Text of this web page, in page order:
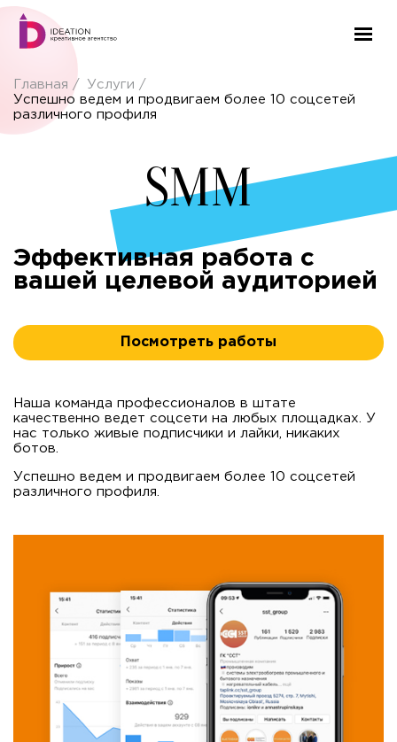
Главная
Услуги
Успешно ведем и продвигаем более 10 соцсетей
различного профиля
SMM
Эффективная работа с
вашей целевой аудиторией
Посмотреть работы
Наша команда профессионалов в штате
качественно ведет соцсети на любых площадках. У
нас только живые подписчики и лайки, никаких
ботов.
Успешно ведем и продвигаем более 10 соцсетей
различного профиля.